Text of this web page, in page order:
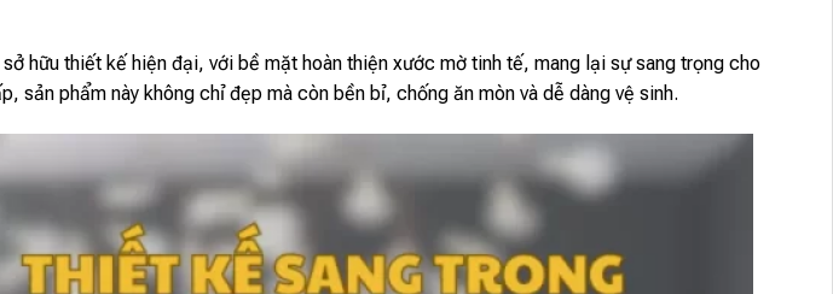
sở hữu thiết kế hiện đại, với bề mặt hoàn thiện xước mờ tinh tế, mang lại sự sang trọng cho
phẩm này không chỉ đẹp mà còn bền bỉ, chống ăn mòn và dễ dàng vệ sinh.